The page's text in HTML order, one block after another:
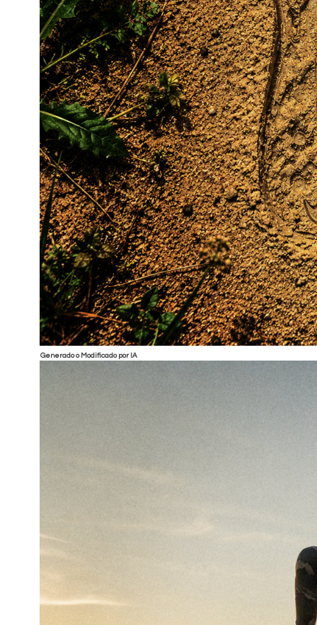
Generado o Modificado por IA